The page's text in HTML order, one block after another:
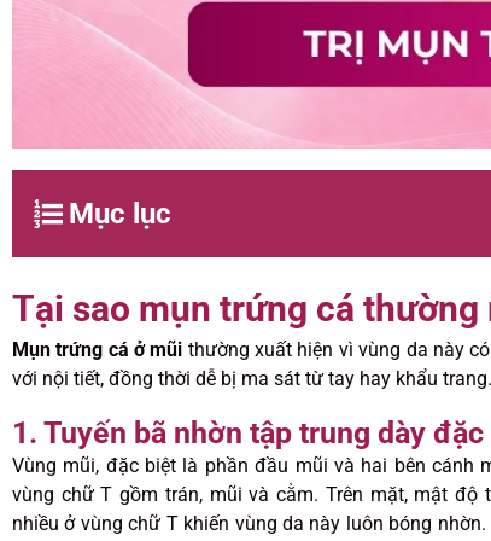
Mục lục
Tại sao mụn trứng cá thường
Mụn trứng cá ở mũi thường xuất hiện vì vùng da này
với nội tiết, đồng thời dễ bị ma sát từ tay hay khẩu
1. Tuyến bã nhờn tập trung dày
Vùng mũi, đặc biệt là phần đầu mũi và hai bên cánh
vùng chữ T gồm trán, mũi và cằm. Trên mặt, mật độ
nhiều ở vùng chữ T khiến vùng da này luôn bóng